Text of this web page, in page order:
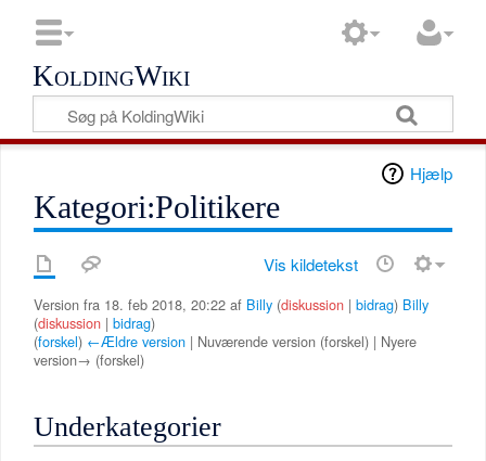
KoldingWiki
Hjælp
Kategori:Politikere
Vis kildetekst
Version fra 18. feb 2018, 20:22 af Billy (diskussion |bidrag) Billy
(diskussion |bidrag)
(forskel) ←Ældre version | Nuværende version (forskel) | Nyere
version→ (forskel)
Underkategorier